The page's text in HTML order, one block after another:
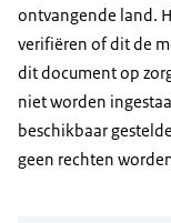
ontvangende land.
verifiëren of dit de
dit document op
niet worden
beschikbaar
geen rechten